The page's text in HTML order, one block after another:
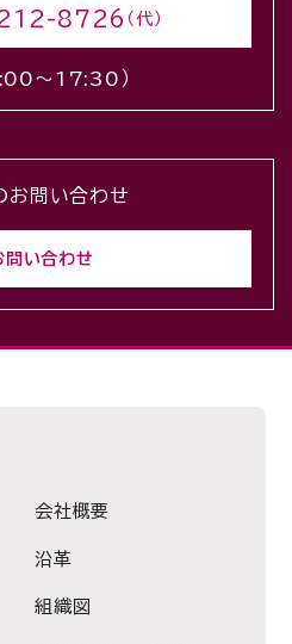
8726 （代）
〜17:30）
問い合わせ
問い合わせ
会社概要
沿革
組織図